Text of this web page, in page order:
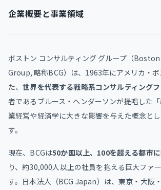
企業概要と事業領域
ボストン コンサルティング グループ（
Group, 略称BCG）は、1963年にアメリカ・
た、世界を代表する戦略系コンサルティング
者であるブルース・ヘンダーソンが提唱した
業経営や経済学に大きな影響を与えた概念と
す。
現在、BCGは50か国以上、100を超える都市
り、約30,000人以上の社員を抱える巨大ファ
す。日本法人（BCG Japan）は、東京・大阪